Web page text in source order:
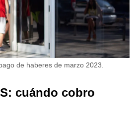
de haberes de marzo 2023.
cuándo cobro